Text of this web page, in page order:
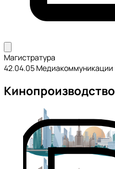
Магистратура
42.04.05 Медиакоммуникации
Кинопроизводство